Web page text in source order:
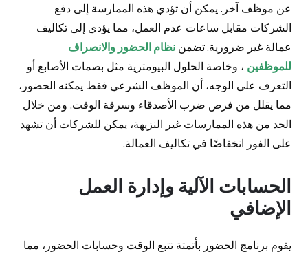
عن موظف آخر. يمكن أن تؤدي هذه الممارسة إلى دفع
الشركات مقابل ساعات عدم العمل، مما يؤدي إلى تكاليف
عمالة غير ضرورية.تضمن نظام الحضور والانصراف
للموظفين ، وخاصة الحلول البيومترية مثل بصمات الأصابع أو
التعرف على الوجه، أن الموظف الشرعي فقط يمكنه الحضور،
مما يقلل من فرص ضرب الأصدقاء وسرقة الوقت. ومن خلال
الحد من هذه الممارسات غير النزيهة، يمكن للشركات أن تشهد
على الفور انخفاضًا في تكاليف العمالة.
الحسابات الآلية وإدارة العمل
الإضافي
يقوم برنامج الحضور بأتمتة تتبع الوقت وحسابات الحضور، مما